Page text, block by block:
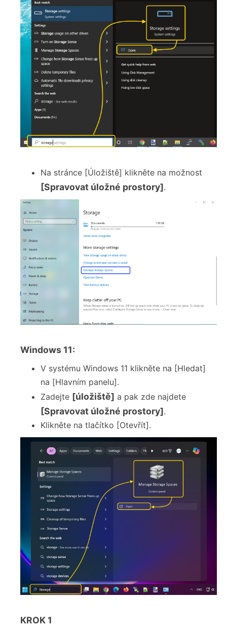
Na stránce [Úložiště] klikněte na možnost
[Spravovat úložné prostory].
Windows 11:
V systému Windows 11 klikněte na [Hledat]
na [Hlavním panelu].
Zadejte [úložiště] a pak zde najdete
[Spravovat úložné prostory].
Klikněte na tlačítko [Otevřít].
KROK 1